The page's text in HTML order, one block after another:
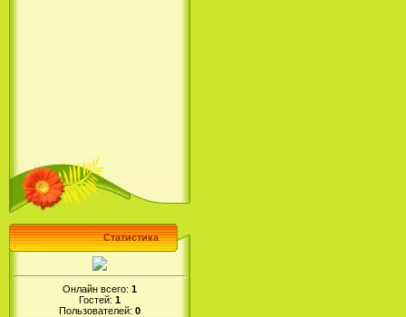
Статистика
Онлайн всего: 1
Гостей: 1
Пользователей: 0